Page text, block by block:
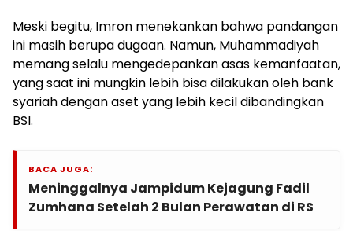
Meski begitu, Imron menekankan bahwa pandangan
ini masih berupa dugaan. Namun, Muhammadiyah
memang selalu mengedepankan asas kemanfaatan,
yang saat ini mungkin lebih bisa dilakukan oleh bank
syariah dengan aset yang lebih kecil dibandingkan
BSI.
BACA JUGA:
Meninggalnya Jampidum Kejagung Fadil
Zumhana Setelah 2 Bulan Perawatan di RS